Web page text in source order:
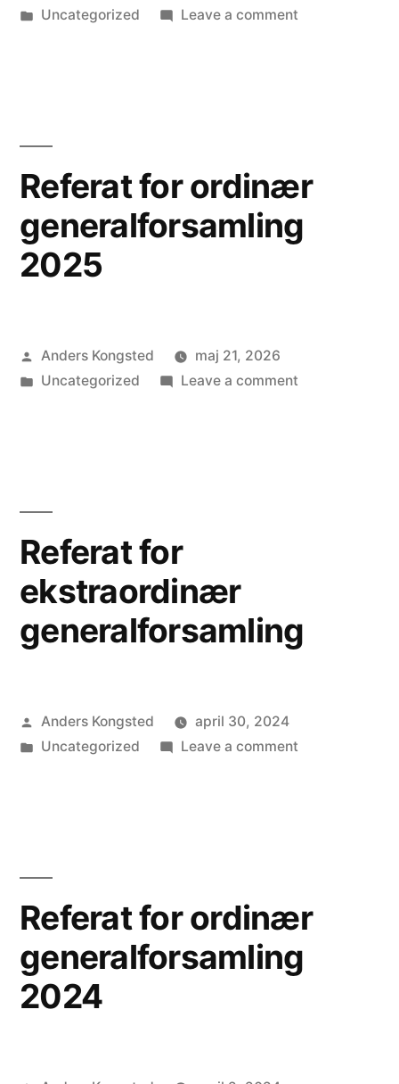
by
Posted
Uncategorized Leave a commenton
Referat for ordinær
generalforsamling
2025
Posted
by
Anders Kongsted
maj 21, 2026
Posted
Uncategorized Leave a commenton
Referat for
ekstraordinær
generalforsamling
Posted
by
Anders Kongsted
april 30, 2024
Posted
Uncategorized Leave a commenton
Referat for ordinær
generalforsamling
2024